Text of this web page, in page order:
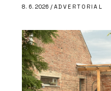
8. 6. 2026 / ADVERTORIAL